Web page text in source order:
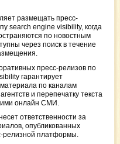
размещать пресс-
search engine visibility, когда
по новостным
через поиск в течение
пресс-релизов по
гарантирует
по каналам
и перепечатку текста
онлайн СМИ.
ответственности за
опубликованных
релизной платформы.